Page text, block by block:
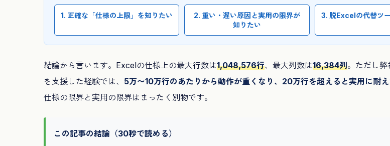
1. 正確な「仕様の上限」を知りたい
2. 重い・遅い原因と実用の限界が
知りたい
3. 脱Excelの代替ツ
結論から言います。Excelの仕様上の最大行数は1,048,576行、最大列数は16,384列。ただし
を支援した経験では、 5万〜10万行のあたりから動作が重くなり、20万行を超えると実用に耐
仕様の限界と実用の限界はまったく別物です。
この記事の結論（30秒で読める）